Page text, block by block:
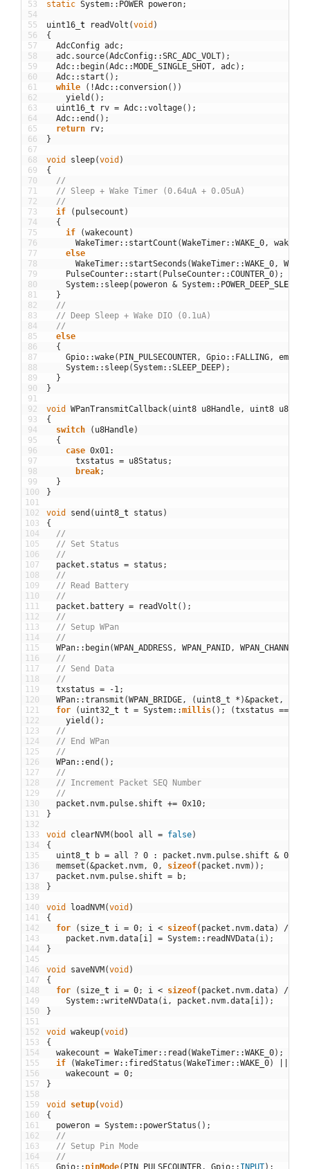
53
54
55
56
57
58
59
60
61
62
63
64
65
66
67
68
69
70
71
72
73
74
75
76
77
78
79
80
81
82
83
84
85
86
87
88
89
90
91
92
93
94
95
96
97
98
99
100
101
102
103
104
105
106
107
108
109
110
111
112
113
114
115
116
117
118
119
120
121
122
123
124
125
126
127
128
129
130
131
132
133
134
135
136
137
138
139
140
141
142
143
144
145
146
147
148
149
150
151
152
153
154
155
156
157
158
159
160
161
162
163
164
165
static System:: POWER poweron;
uint16 t readVolt (void )
{
AdcConfig adc;
adc. source(AdcConfig::SRC_ADC_VOLT) ;
Adc:: begin(Adc:: MODE_SINGLE_SHOT, adc) ;
Adc:: start ( ) ;
while
( !Adc:: conversion( ) )
yield ( ) ;
uint16 t rv = Adc::voltage( ) ;
Adc::end ( ) ;
return
rv;
}
void sleep(void )
{
//
// Sleep + Wake Timer (0.64uA + 0.05uA)
//
if
( pulsecount )
{
if
(wakecount )
WakeTimer:: startCount (WakeTimer::WAKE_0,
else
WakeTimer:: startSeconds (WakeTimer::WAKE_0,
PulseCounter:: start ( PulseCounter::COUNTER_0) ;
System:: sleep( poweron & System:: POWER_DEEP SLEEP
}
//
// Deep Sleep + Wake DIO (0.1uA)
//
else
{
Gpio::wake( PIN_PULSECOUNTER, Gpio:: FALLING, empty
System:: sleep(System::SLEEP_DEEP) ;
}
}
void WPanTransmitCallback( uint8 u8Handle, uint8
{
switch
( u8Handle)
{
case 0x01:
txstatus = u8Status ;
break;
}
}
void send ( uint8 t status )
{
//
// Set Status
//
packet . status = status ;
//
// Read Battery
//
packet . battery = readVolt ( ) ;
//
// Setup WPan
//
WPan:: begin(WPAN_ADDRESS, WPAN_PANID, WPAN_CHANNEL
//
// Send Data
//
txstatus = -1;
WPan::transmit (WPAN_BRIDGE, ( uint8_t * )&packet ,
for
( uint32 t t = System::millis( ) ; (txstatus ==
yield ( ) ;
//
// End WPan
//
WPan::end ( ) ;
//
// Increment Packet SEQ Number
//
packet . nvm. pulse. shift += 0x10;
}
void clearNVM ( bool all = false)
{
uint8 t b = all ? 0 : packet . nvm. pulse. shift & 0xF0
memset (&packet . nvm, 0, sizeof( packet . nvm) ) ;
packet . nvm. pulse. shift = b;
}
void loadNVM (void )
{
for
( size t i = 0; i < sizeof( packet . nvm.data) /
packet . nvm.data i = System:: readNVData( i) ;
}
void saveNVM (void )
{
for
( size t i = 0; i < sizeof( packet . nvm.data) /
System::writeNVData( i, packet . nvm.data i ) ;
}
void wakeup(void )
{
wakecount = WakeTimer:: read (WakeTimer::WAKE_0) ;
if
(WakeTimer:: firedStatus (WakeTimer::WAKE_0)
wakecount = 0;
}
void setup(void )
{
poweron = System:: powerStatus ( ) ;
//
// Setup Pin Mode
//
Gpio::pinMode( PIN_PULSECOUNTER , Gpio:: INPUT) ;